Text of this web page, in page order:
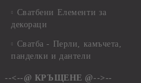
Сватбени Елементи за
декораци
Сватба - Перли, камъчета,
панделки и дантели
--<--@ КРЪЩЕНЕ @-->--